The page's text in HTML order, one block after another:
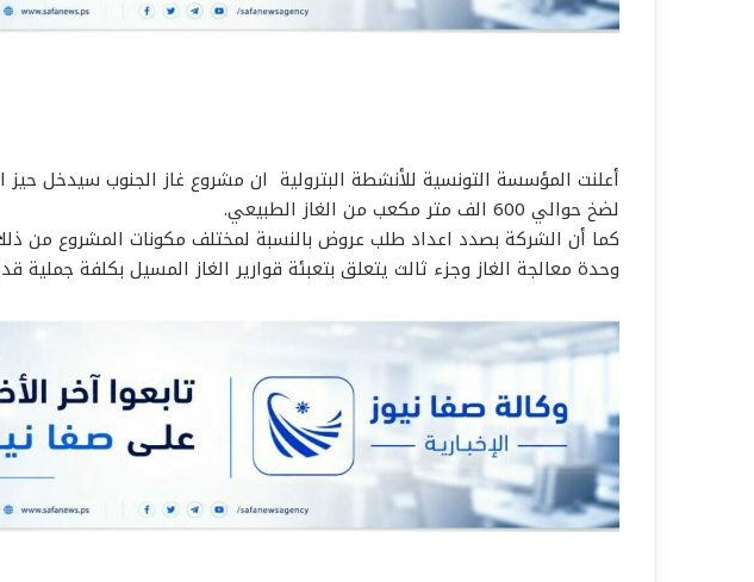
لضخ حوالي 600 الف متر مكعب من الغاز الطبيعي.
وحدة معالجة الغاز وجزء ثالث يتعلق بتعبئة قوارير الغاز المسيل بكلفة جملية قدرت بحوالي 330